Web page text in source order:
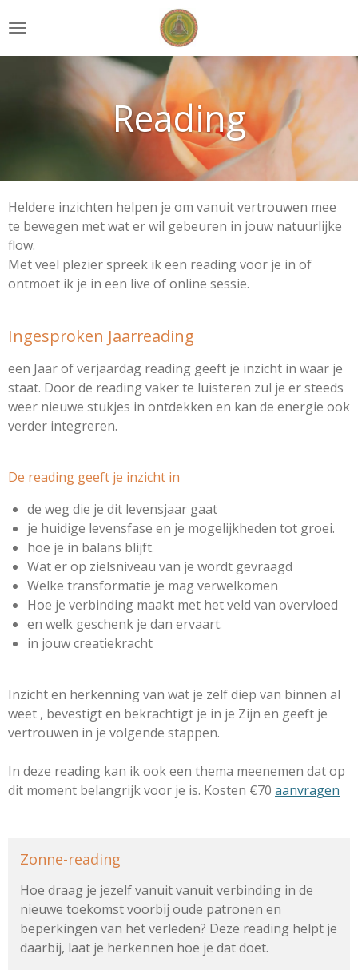
direct
naar
Reading
Heldere inzichten helpen je om vanuit vertrouwen mee
te bewegen met wat er wil gebeuren in jouw natuurlijke
flow.
Met veel plezier spreek ik een reading voor je in of
ontmoet ik je in een live of online sessie.
Ingesproken Jaarreading
een Jaar of verjaardag reading geeft je inzicht in waar je
staat. Door de reading vaker te luisteren zul je er steeds
weer nieuwe stukjes in ontdekken en kan de energie ook
verder integreren.
De reading geeft je inzicht in
de weg die je dit levensjaar gaat
je huidige levensfase en je mogelijkheden tot groei.
hoe je in balans blijft.
Wat er op zielsniveau van je wordt gevraagd
Welke transformatie je mag verwelkomen
Hoe je verbinding maakt met het veld van overvloed
en welk geschenk je dan ervaart.
in jouw creatiekracht
Inzicht en herkenning van wat je zelf diep van binnen al
weet , bevestigt en bekrachtigt je in je Zijn en geeft je
vertrouwen in je volgende stappen.
In deze reading kan ik ook een thema meenemen dat op
dit moment belangrijk voor je is. Kosten €70 aanvragen
Zonne-reading
Hoe draag je jezelf vanuit vanuit verbinding in de
nieuwe toekomst voorbij oude patronen en
beperkingen van het verleden? Deze reading helpt je
daarbij, laat je herkennen hoe je dat doet.